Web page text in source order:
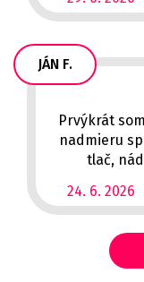
JÁN F.
24. 6. 2026
Prvýkrát
nadmieru
tlač,